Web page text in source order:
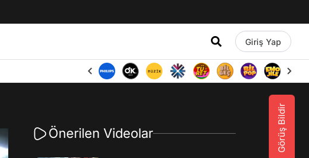
Giriş Yap
Görüş Bildir
Önerilen Videolar